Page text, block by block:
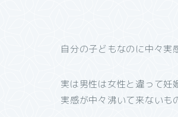
自分の子どもなのに中々実
実は男性は女性と違って妊
実感が中々沸いて来ないも